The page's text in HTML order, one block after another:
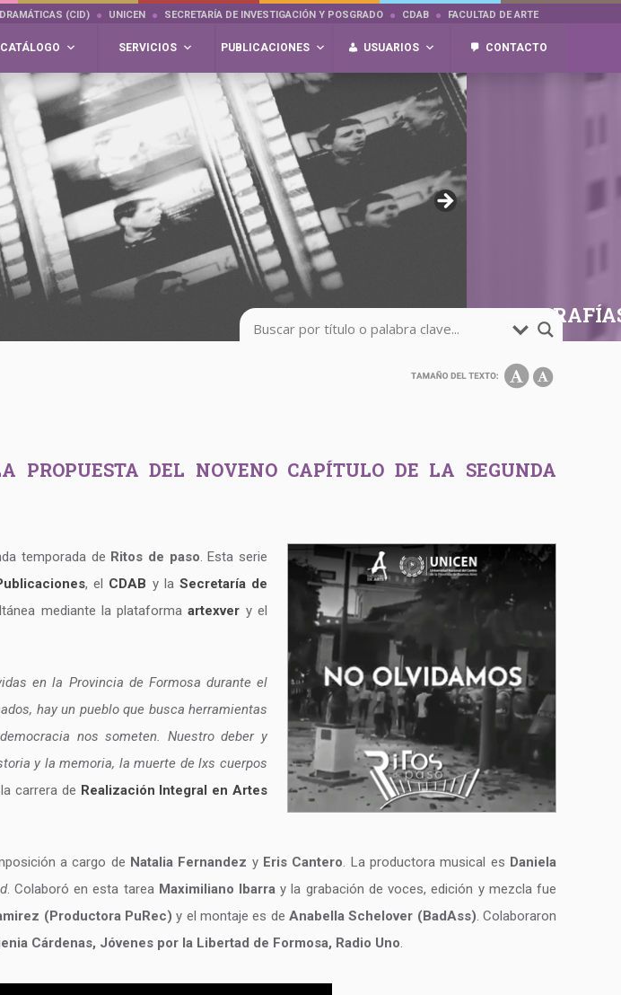
(CID) UNICEN SECRETARÍA DE INVESTIGACIÓN Y POSGRADO CDAB FACULTAD DE ARTE
CATÁLOGO SERVICIOS PUBLICACIONES USUARIOS CONTACTO
PROPUESTA DEL NOVENO CAPÍTULO DE LA SEGUNDA
temporada de Ritos de paso. Esta serie
, el CDAB y la Secretaría de
mediante la plataformaartexver y el
en la Provincia de Formosa durante el
hay un pueblo que busca herramientas
nos someten. Nuestro deber y
y la memoria, la muerte de lxs cuerpos
carrera de Realización Integral en Artes
a cargo de Natalia Fernandez y Eris Cantero. La productora musical es Daniela
. Colaboró en esta tarea Maximiliano Ibarra y la grabación de voces, edición y mezcla fue
(Productora PuRec) y el montaje es deAnabella Schelover (BadAss). Colaboraron
Cárdenas, Jóvenes por la Libertad de Formosa, Radio Uno.